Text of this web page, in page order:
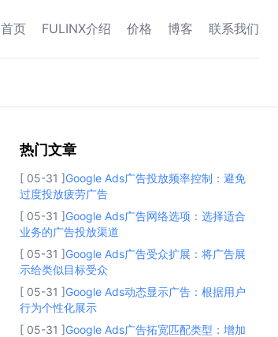
首页 FULINX介绍 价格 博客 联系我们
热门文章
[ 05-31 ]Google Ads广告投放频率控制：避免
过度投放疲劳广告
[ 05-31 ]Google Ads广告网络选项：选择适合
业务的广告投放渠道
[ 05-31 ]Google Ads广告受众扩展：将广告展
示给类似目标受众
[ 05-31 ]Google Ads动态显示广告：根据用户
行为个性化展示
[ 05-31 ]Google Ads广告拓宽匹配类型：增加